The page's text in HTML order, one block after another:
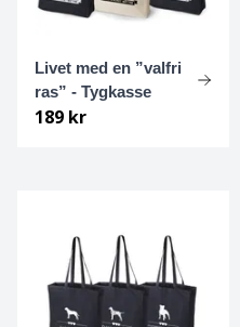
Livet med en ”valfri
ras” - Tygkasse
189 kr
Chow chow
Cocker spaniel, amerikansk
Cocker spaniel, Engelsk